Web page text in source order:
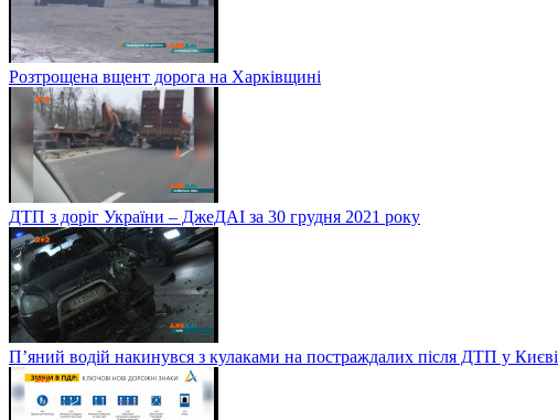
Розтрощена вщент дорога на Харківщині
ДТП з доріг України – ДжеДАІ за 30 грудня 2021 року
П’яний водій накинувся з кулаками на постраждалих після ДТП у Києві